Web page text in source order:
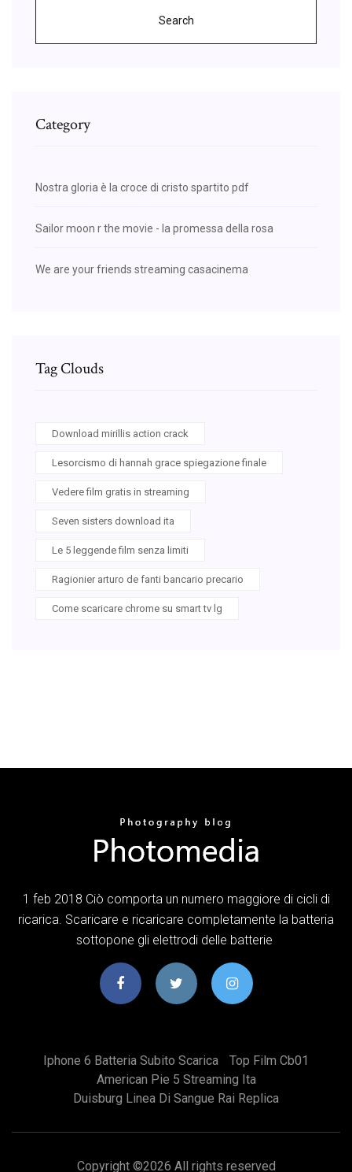
Search
Category
Nostra gloria è la croce di cristo spartito pdf
Sailor moon r the movie - la promessa della rosa
We are your friends streaming casacinema
Tag Clouds
Download mirillis action crack
Lesorcismo di hannah grace spiegazione finale
Vedere film gratis in streaming
Seven sisters download ita
Le 5 leggende film senza limiti
Ragionier arturo de fanti bancario precario
Come scaricare chrome su smart tv lg
1 feb 2018 Ciò comporta un numero maggiore di cicli di
ricarica. Scaricare e ricaricare completamente la batteria
sottopone gli elettrodi delle batterie
Iphone 6 Batteria Subito Scarica
Top Film Cb01
American Pie 5 Streaming Ita
Duisburg Linea Di Sangue Rai Replica
Copyright ©2026 All rights reserved